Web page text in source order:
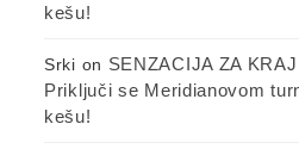
kešu!
Srki on SENZACIJA ZA
Priključi se Meridianovom
kešu!